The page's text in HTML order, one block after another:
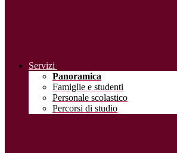
Servizi
Panoramica
Famiglie e studenti
Personale scolastico
Percorsi di studio